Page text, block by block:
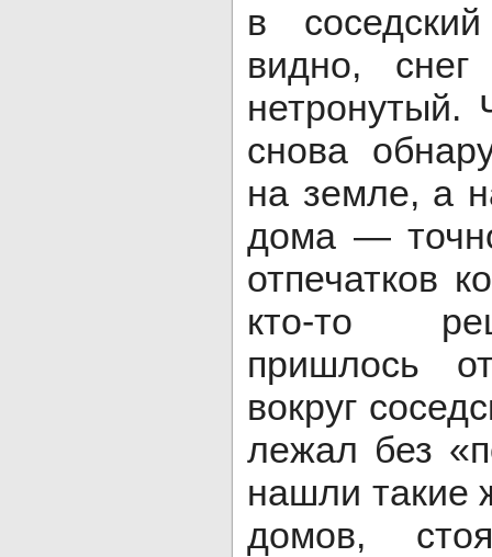
в
видно,
снова
на земле, а
дома —
отпечатков
кто-то
пришлось
вокруг
лежал без
нашли такие
домов,